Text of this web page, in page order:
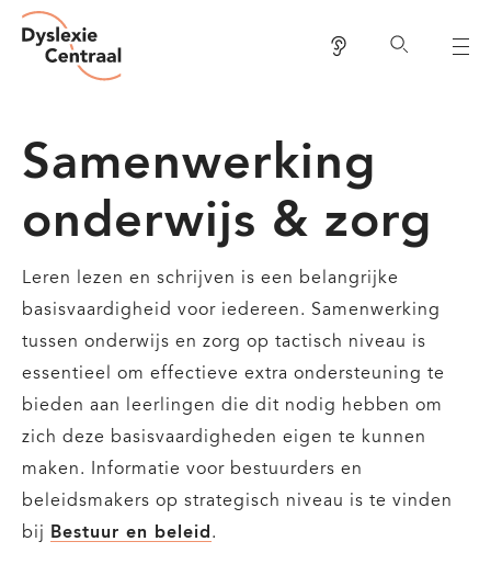
Overslaan
inhoud
gaan
Centraal
Lees voorZoeken
Samenwerking
onderwijs & zorg
Leren lezen en schrijven is een belangrijke
basisvaardigheid voor iedereen. Samenwerking
tussen onderwijs en zorg op tactisch niveau is
essentieel om effectieve extra ondersteuning te
bieden aan leerlingen die dit nodig hebben om
zich deze basisvaardigheden eigen te kunnen
maken. Informatie voor bestuurders en
beleidsmakers op strategisch niveau is te vinden
bij
Bestuur en beleid .